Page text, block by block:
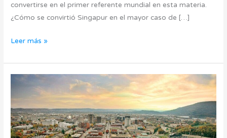
convertirse en el primer referente mundial en esta materia.
¿Cómo se convirtió Singapur en el mayor caso de […]
Leer más »
¿Puede
conectividad
transformar
una